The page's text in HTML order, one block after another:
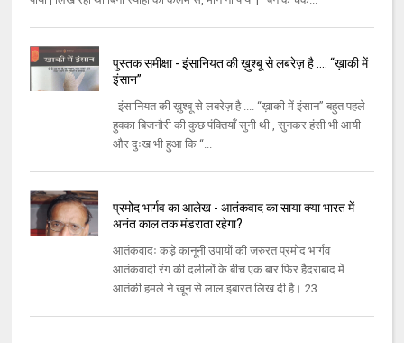
पुस्तक समीक्षा - इंसानियत की ख़ुश्बू से लबरेज़ है .... “ख़ाकी में
इंसान”
इंसानियत की ख़ुश्बू से लबरेज़ है .... “ख़ाकी में इंसान” बहुत पहले
हुक्का बिजनौरी की कुछ पंक्तियाँ सुनी थी , सुनकर हंसी भी आयी
और दुःख भी हुआ कि “...
प्रमोद भार्गव का आलेख - आतंकवाद का साया क्या भारत में
अनंत काल तक मंडराता रहेगा?
आतंकवादः कड़े कानूनी उपायों की जरुरत प्रमोद भार्गव
आतंकवादी रंग की दलीलों के बीच एक बार फिर हैदराबाद में
आतंकी हमले ने खून से लाल इबारत लिख दी है। 23...